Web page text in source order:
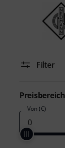
Filter
Preisbereich
Von (€)